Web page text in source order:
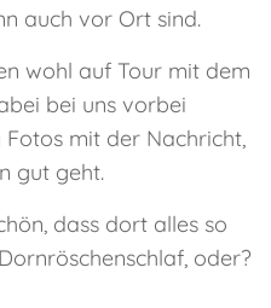
auch vor Ort sind.
wohl auf Tour mit dem
bei uns vorbei
mit der Nachricht,
gut geht.
dass dort alles so
oder?